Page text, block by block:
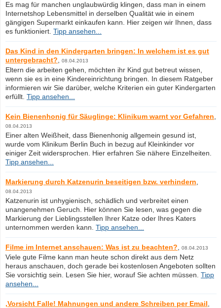
Es mag für manchen unglaubwürdig klingen, dass man in einem
Internetshop Lebensmittel in derselben Qualität wie in einem
gängigen Supermarkt einkaufen kann. Hier zeigen wir Ihnen, dass
es funktioniert. Tipp ansehen...
Das Kind in den Kindergarten bringen: In welchem ist es gut
untergebracht?
08.04.2013
Eltern die arbeiten gehen, möchten ihr Kind gut betreut wissen,
wenn sie es in eine Kindereinrichtung bringen. In diesem Ratgeber
informieren wir Sie darüber, welche Kriterien ein guter Kindergarten
erfüllt. Tipp ansehen...
Kein Bienenhonig für Säuglinge: Klinikum warnt vor Gefahren
08.04.2013
Einer alten Weißheit, dass Bienenhonig allgemein gesund ist,
wurde vom Klinikum Berlin Buch in bezug auf Kleinkinder vor
einiger Zeit widersprochen. Hier erfahren Sie nähere Einzelheiten.
Tipp ansehen...
Markierung durch Katzenurin beseitigen bzw. verhindern
08.04.2013
Katzenurin ist unhygienisch, schädlich und verbreitet einen
unangenehmen Geruch. Hier können Sie lesen, was gegen die
Markierung der Lieblingsstellen Ihrer Katze oder Ihres Katers
unternommen werden kann. Tipp ansehen...
Filme im Internet anschauen: Was ist zu beachten? 08.04.2013
Viele gute Filme kann man heute schon direkt aus dem Netz
heraus anschauen, doch gerade bei kostenlosen Angeboten sollten
Sie vorsichtig sein. Lesen Sie hier, worauf Sie achten müssen. Tipp
ansehen...
,Vorsicht Falle! Mahnungen und andere Schreiben per Email